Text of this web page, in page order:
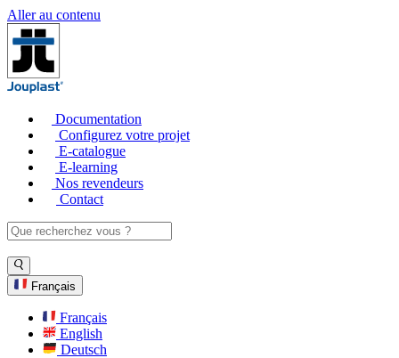
Aller au contenu
Documentation
Configurez votre projet
E-catalogue
E-learning
Nos revendeurs
Contact
Français
Français
English
Deutsch